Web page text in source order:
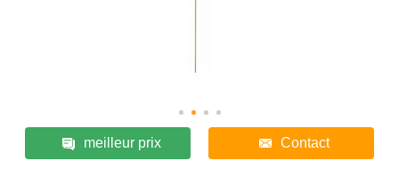
meilleur prix Contact